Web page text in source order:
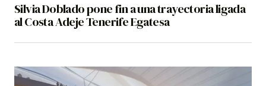
Silvia Doblado pone fin a una trayectoria ligada
al Costa Adeje Tenerife Egatesa